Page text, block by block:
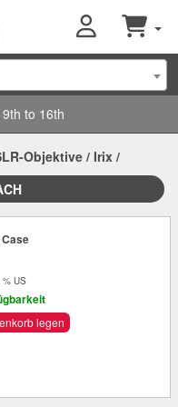
to 16th
Objektive/ Irix /
% US
legen